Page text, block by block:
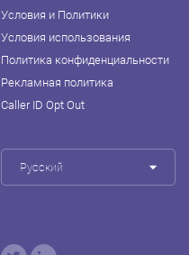
Условия и Политики
Условия использования
Политика конфиденциальности
Рекламная политика
Caller ID Opt Out
Русский